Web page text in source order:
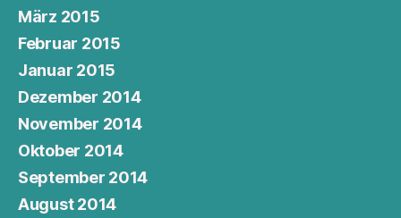
März 2015
Februar 2015
Januar 2015
Dezember 2014
November 2014
Oktober 2014
September 2014
August 2014